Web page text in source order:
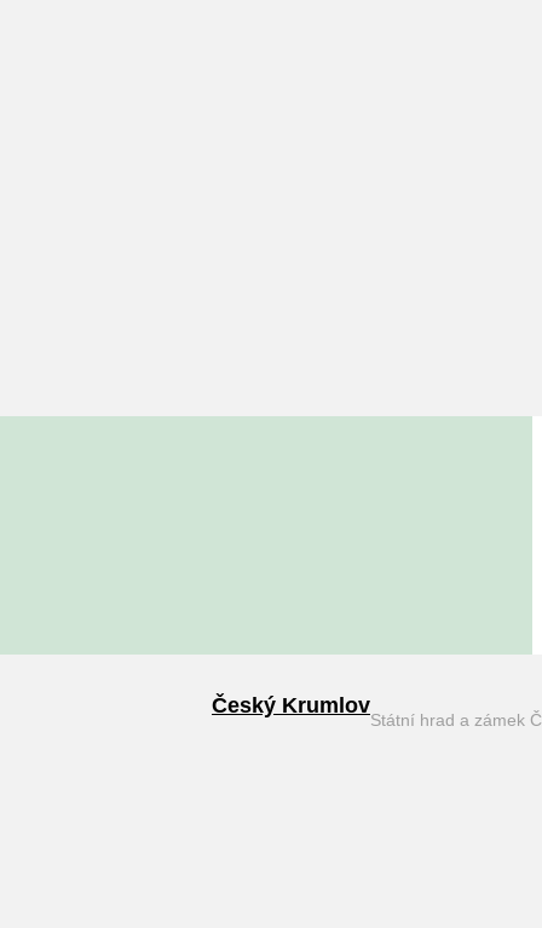
Český Krumlov
Státní hrad a zámek